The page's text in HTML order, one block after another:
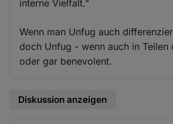
interne Vielfalt."
Wenn man Unfug auch
doch Unfug - wenn auch in Teilen
oder gar benevolent.
Diskussion anzeigen